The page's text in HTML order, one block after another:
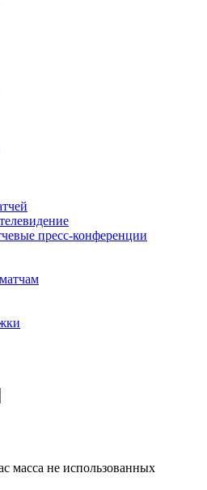
пресс-конференции
масса не использованных